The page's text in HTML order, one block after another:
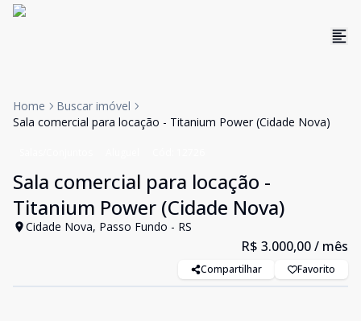
Home
Buscar imóvel
Sala comercial para locação - Titanium Power (Cidade Nova)
Sala comercial para locação -
Titanium Power (Cidade Nova)
Cidade Nova, Passo Fundo - RS
R$ 3.000,00/ mês
Compartilhar Favorito